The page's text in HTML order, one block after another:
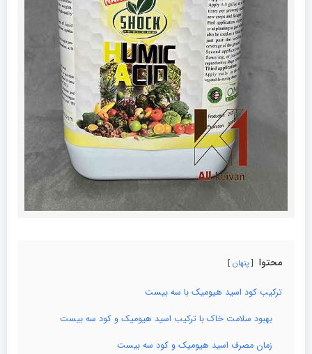
محتوا پنهان
ترکیب کود اسید هیومیک با سه بیست
بهبود سلامت خاک با ترکیب اسید هیومیک و کود سه بیست
زمان مصرف اسید هیومیک و کود سه بیست